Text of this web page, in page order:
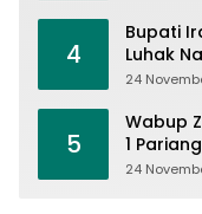
4
Bupati
Luhak
Offroad
24
5
Wabup
1
24